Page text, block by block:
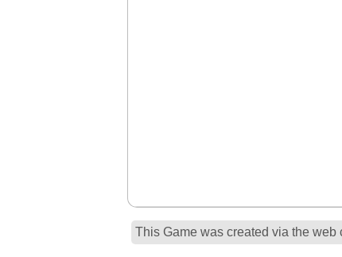
This Game was created via the